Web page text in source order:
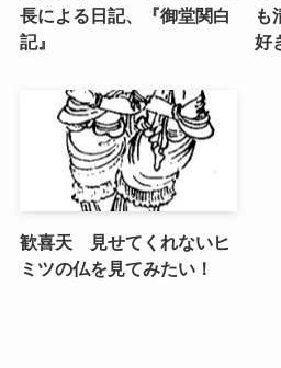
長による日記、『御堂関白
記』
も
好
歓喜天 見せてくれないヒ
ミツの仏を見てみたい！